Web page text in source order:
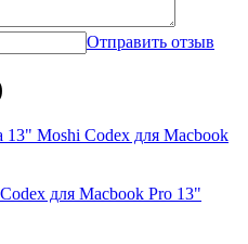
Отправить отзыв
для Macbook Pro 13"